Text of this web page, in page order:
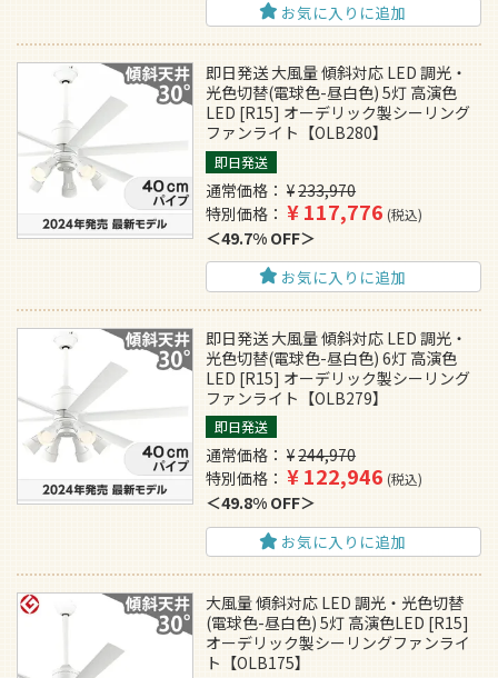
お気に入りに追加
即日発送 大風量 傾斜対応 LED 調光・
光色切替(電球色-昼白色) 5灯 高演色
LED [R15] オーデリック製シーリング
ファンライト【OLB280】
即日発送
通常価格 ¥233,970
特別価格
¥117,776 税込
49.7% OFF
お気に入りに追加
即日発送 大風量 傾斜対応 LED 調光・
光色切替(電球色-昼白色) 6灯 高演色
LED [R15] オーデリック製シーリング
ファンライト【OLB279】
即日発送
通常価格 ¥244,970
特別価格
¥122,946 税込
49.8% OFF
お気に入りに追加
大風量 傾斜対応 LED 調光・光色切替
(電球色-昼白色) 5灯 高演色LED [R15]
オーデリック製シーリングファンライ
ト【OLB175】